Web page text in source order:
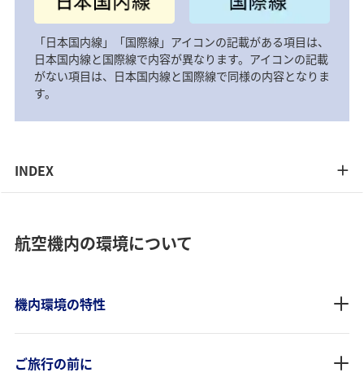
「日本国内線」「国際線」アイコンの記載がある項目は、
日本国内線と国際線で内容が異なります。アイコンの記載
がない項目は、日本国内線と国際線で同様の内容となりま
す。
INDEX
航空機内の環境について
機内環境の特性
ご旅行の前に